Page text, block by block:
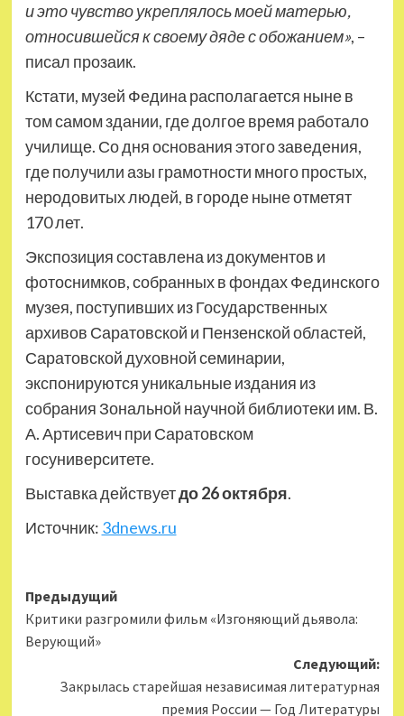
и это чувство укреплялось моей матерью,
относившейся к своему дяде с обожанием», –
писал прозаик.
Кстати, музей Федина располагается ныне в
том самом здании, где долгое время работало
училище. Со дня основания этого заведения,
где получили азы грамотности много простых,
неродовитых людей, в городе ныне отметят
170 лет.
Экспозиция составлена из документов и
фотоснимков, собранных в фондах Фединского
музея, поступивших из Государственных
архивов Саратовской и Пензенской областей,
Саратовской духовной семинарии,
экспонируются уникальные издания из
собрания Зональной научной библиотеки им. В.
А. Артисевич при Саратовском
госуниверситете.
Выставка действуетдо 26 октября.
Источник: 3dnews.ru
Навигация
записи
Предыдущий
Критики разгромили фильм «Изгоняющий дьявола:
Верующий»
Следующий:
Закрылась старейшая независимая литературная
премия России — Год Литературы